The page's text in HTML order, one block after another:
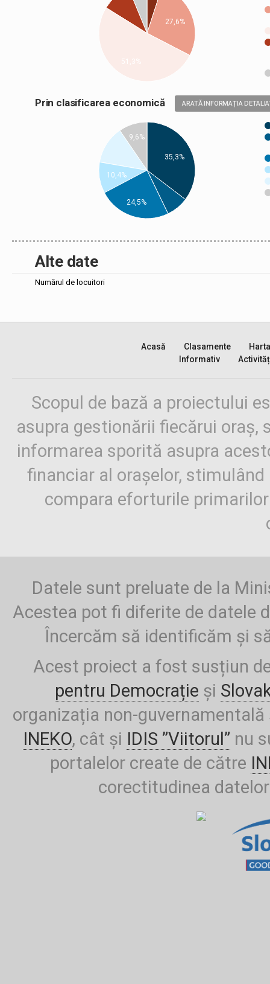
27,6%
Prin clasificarea economică ARATĂ INFORMAȚIA
35,3%
9,6%
10,4%
24,5%
Alte date
Numărul de locuitori
Acasă Clasamente
Harta
Informativ
Scopul de bază a proiectului
asupra gestionării fiecărui oraș,
informarea sporită asupra
financiar al orașelor,
compara eforturile
Datele sunt preluate de la
Acestea pot fi diferite de datele
Încercăm să identificăm și
Acest proiect a fost susțiun
pentru Democrație și
organizația non-
INEKO, cât și IDIS ”Viitorul” nu
portalelor create de către
corectitudinea